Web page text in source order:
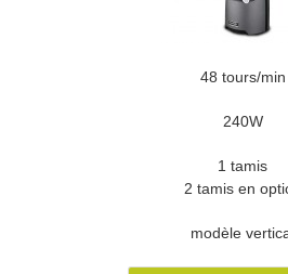
48 tours/min
240W
1 tamis
2 tamis en
modèle